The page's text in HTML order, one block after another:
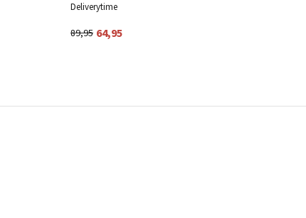
Deliverytime
89,95 64,95